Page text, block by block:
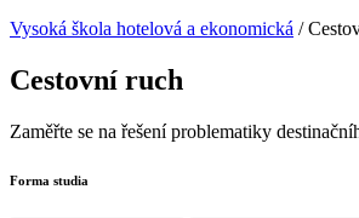
Vysoká škola hotelová a ekonomická /
Cestovní ruch
Zaměřte se na řešení problematiky
Forma studia